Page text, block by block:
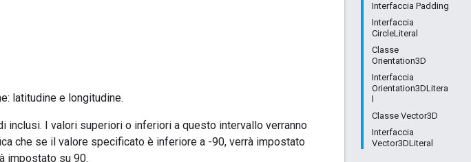
Interfaccia Padding
Interfaccia
CircleLiteral
Classe
Orientation3D
Interfaccia
Orientation3DLitera
Classe Vector3D
Interfaccia
Vector3DLiteral
latitudine e longitudine.
inclusi. I valori superiori o inferiori a questo intervallo verranno
che se il valore specificato è inferiore a -90, verrà impostato
impostato su 90.